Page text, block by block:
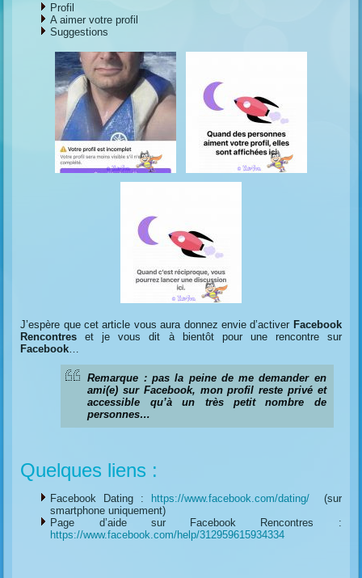
Profil
A aimer votre profil
Suggestions
J’espère que cet article vous aura donnez envie d’activer Facebook
Rencontres et je vous dit à bientôt pour une rencontre sur
Facebook
Remarque : pas la peine de me demander en
ami(e) sur Facebook, mon profil reste privé et
accessible qu’à un très petit nombre de
personnes…
Quelques liens :
Facebook Dating : https://www.facebook.com/dating/(sur
smartphone uniquement)
Page d’aide sur Facebook Rencontres :
https://www.facebook.com/help/312959615934334